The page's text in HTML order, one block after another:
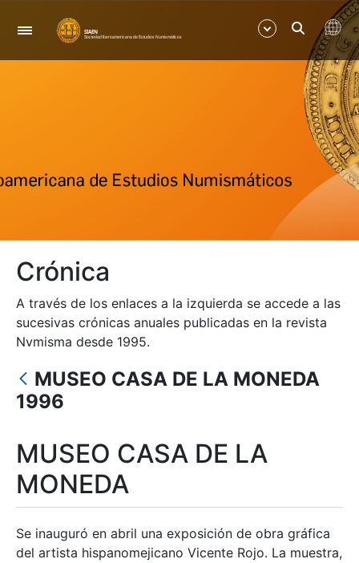
Navegació
Mostra/Amaga
Mostra/Amaga
Crónica
A través de los enlaces a la izquierda se accede a las
sucesivas crónicas anuales publicadas en la revista
Nvmisma desde 1995.
MUSEO CASA DE LA MONEDA
1996
MUSEO CASA DE LA
MONEDA
Se inauguró en abril una exposición de obra gráfica
del artista hispanomejicano Vicente Rojo. La muestra,